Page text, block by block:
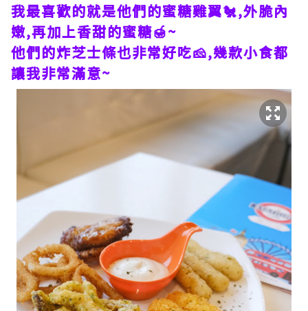
我最喜歡的就是他們的蜜糖雞翼🐔,外脆內
嫩,再加上香甜的蜜糖🍯~
他們的炸芝士條也非常好吃🧀,幾款小食都
讓我非常滿意~